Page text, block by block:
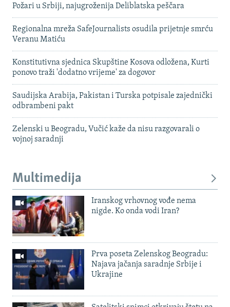
Požari u Srbiji, najugroženija Deliblatska peščara
Regionalna mreža SafeJournalists osudila prijetnje smrću
Veranu Matiću
Konstitutivna sjednica Skupštine Kosova odložena, Kurti
ponovo traži 'dodatno vrijeme' za dogovor
Saudijska Arabija, Pakistan i Turska potpisale zajednički
odbrambeni pakt
Zelenski u Beogradu, Vučić kaže da nisu razgovarali o
vojnoj saradnji
Multimedija
Iranskog vrhovnog vođe nema
nigde. Ko onda vodi Iran?
Prva poseta Zelenskog Beogradu:
Najava jačanja saradnje Srbije i
Ukrajine